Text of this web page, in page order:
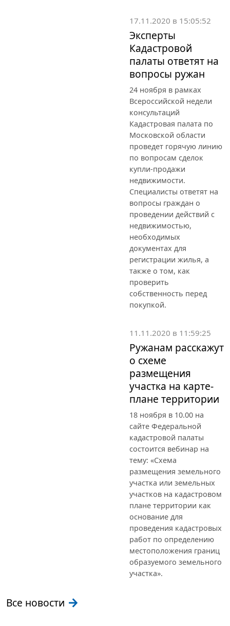
17.11.2020 в 15:05:52
Эксперты
Кадастровой
палаты ответят на
вопросы ружан
24 ноября в рамках
Всероссийской недели
консультаций
Кадастровая палата по
Московской области
проведет горячую линию
по вопросам сделок
купли-продажи
недвижимости.
Специалисты ответят на
вопросы граждан о
проведении действий с
недвижимостью,
необходимых
документах для
регистрации жилья, а
также о том, как
проверить
собственность перед
покупкой.
11.11.2020 в 11:59:25
Ружанам расскажут
о схеме
размещения
участка на карте-
плане территории
18 ноября в 10.00 на
сайте Федеральной
кадастровой палаты
состоится вебинар на
тему: «Схема
размещения земельного
участка или земельных
участков на кадастровом
плане территории как
основание для
проведения кадастровых
работ по определению
местоположения границ
образуемого земельного
участка».
Все новости